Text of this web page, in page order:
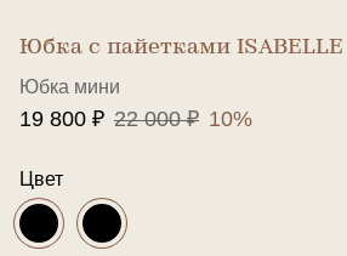
Юбка с пайетками ISABELLE
Юбка мини
19 800 ₽ 22 000 ₽ 10%
Цвет